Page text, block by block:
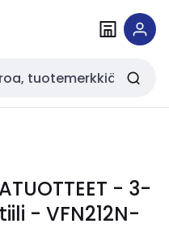
- 3-
- VFN212N-